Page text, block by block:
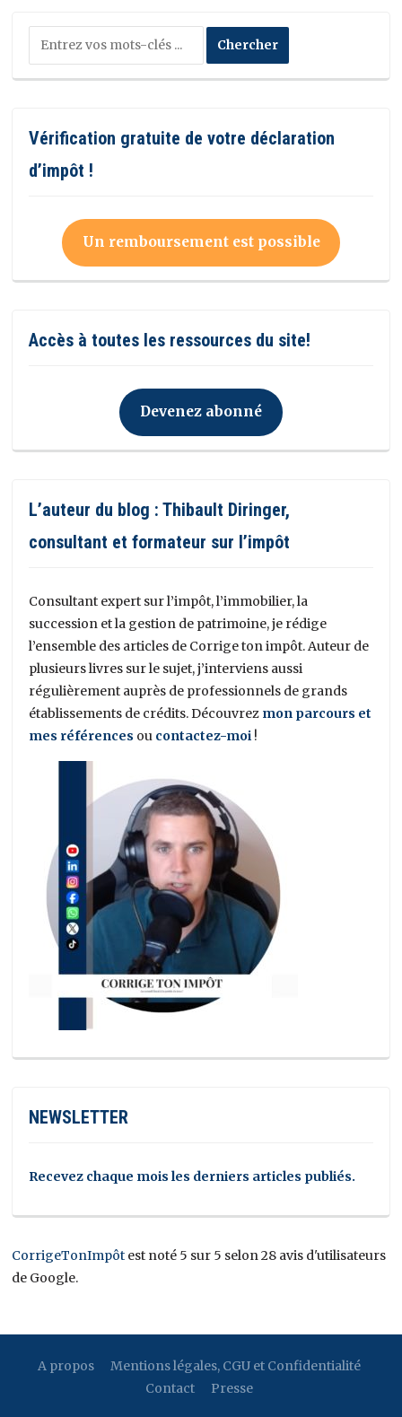
Vérification gratuite de votre déclaration
d’impôt !
Un remboursement est possible
Accès à toutes les ressources du site!
Devenez abonné
L’auteur du blog : Thibault Diringer,
consultant et formateur sur l’impôt
Consultant expert sur l’impôt, l’immobilier, la
succession et la gestion de patrimoine, je rédige
l’ensemble des articles de Corrige ton impôt. Auteur de
plusieurs livres sur le sujet, j’interviens aussi
régulièrement auprès de professionnels de grands
établissements de crédits. Découvrez mon parcours et
mes références ou contactez-moi !
NEWSLETTER
Recevez chaque mois les derniers articles publiés.
CorrigeTonImpôt est noté 5 sur 5 selon 28 avis d'utilisateurs
de Google.
A propos
Mentions légales, CGU et Confidentialité
Contact
Presse